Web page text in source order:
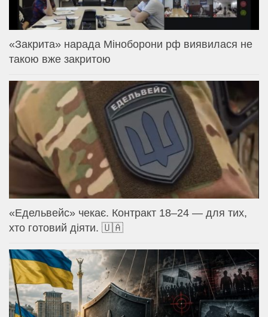
«Закрита» нарада Міноборони рф виявилася не
такою вже закритою
«Едельвейс» чекає. Контракт 18–24 — для тих,
хто готовий діяти. 🇺🇦